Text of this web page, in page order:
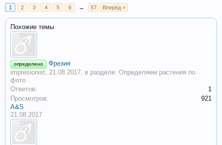
1
2 3 4 5 6 → 57 Вперёд >
Похожие темы
определено
Фрезия
impresionist 21.08.2017 , в разделе: Определяем растения по
фото
Ответов:
1
Просмотров:
921
A&S
21.08.2017